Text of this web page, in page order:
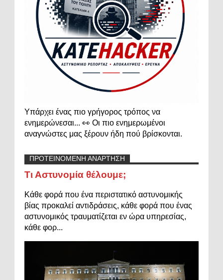
Υπάρχει ένας πιο γρήγορος τρόπος να
ενημερώνεσαι... 👀 Οι πιο ενημερωμένοι
αναγνώστες μας ξέρουν ήδη πού βρίσκονται.
ΠΡΟΤΕΙΝΟΜΕΝΗ ΑΝΑΡΤΗΣΗ
Τι Αστυνομία θέλουμε;
Κάθε φορά που ένα περιστατικό αστυνομικής
βίας προκαλεί αντιδράσεις, κάθε φορά που ένας
αστυνομικός τραυματίζεται εν ώρα υπηρεσίας,
κάθε φορ...